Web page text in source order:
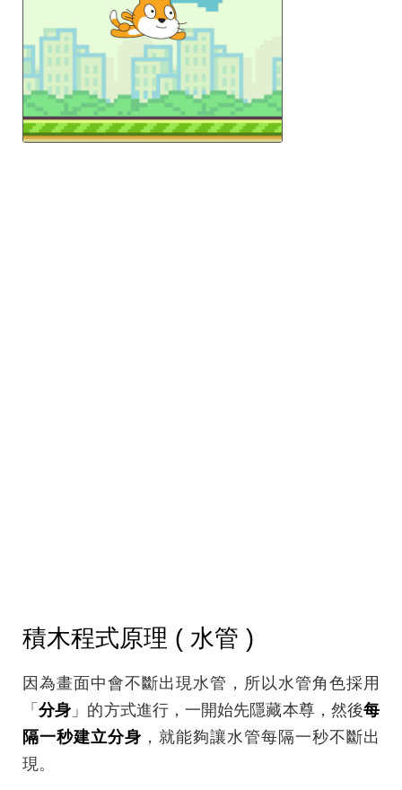
積木程式原理 ( 水管 )
因為畫面中會不斷出現水管，所以水管角色採用
「分身 」的方式進行，一開始先隱藏本尊，然後每
隔一秒建立分身 ，就能夠讓水管每隔一秒不斷出
現。